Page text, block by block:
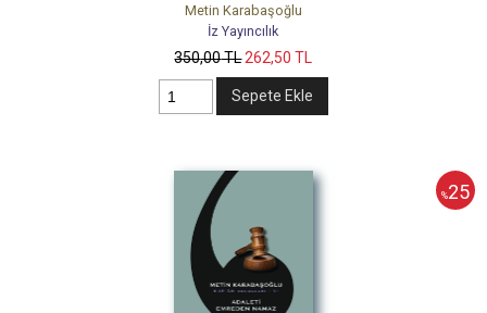
Metin Karabaşoğlu
İz Yayıncılık
350,00TL262,50 TL
Sepete Ekle
%25